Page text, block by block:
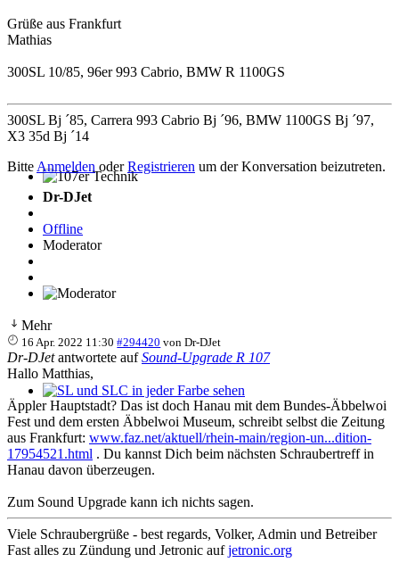
107er Technik
SL und SLC in jeder Farbe sehen
Grüße aus Frankfurt
Mathias
300SL 10/85, 96er 993 Cabrio, BMW R 1100GS
300SL Bj ´85, Carrera 993 Cabrio Bj ´96, BMW 1100GS Bj ´97,
X3 35d Bj ´14
Bitte Anmelden oderRegistrieren um der Konversation beizutreten.
Dr-DJet
Offline
Moderator
Mehr
16 Apr. 2022 11:30 #294420 vonDr-DJet
Dr-DJetantwortete aufSound-Upgrade R 107
Hallo Matthias,
Äppler Hauptstadt? Das ist doch Hanau mit dem Bundes-Äbbelwoi
Fest und dem ersten Äbbelwoi Museum, schreibt selbst die Zeitung
aus Frankfurt: www.faz.net/aktuell/rhein-main/region-un...dition-
17954521.html . Du kannst Dich beim nächsten Schraubertreff in
Hanau davon überzeugen.
Zum Sound Upgrade kann ich nichts sagen.
Viele Schraubergrüße - best regards, Volker, Admin und Betreiber
Fast alles zu Zündung und Jetronic aufjetronic.org